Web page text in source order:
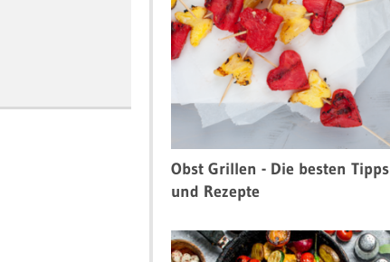
Obst Grillen - Die besten Tipps
und Rezepte